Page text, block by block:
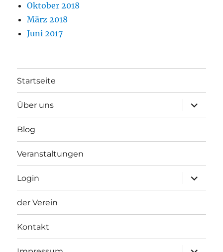
Oktober 2018
März 2018
Juni 2017
Startseite
Über uns
anzeigen
Blog
Veranstaltungen
Login
anzeigen
der Verein
Kontakt